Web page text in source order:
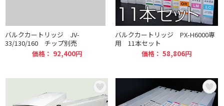
バルクカートリッジ JV-
33/130/160 チップ別売
価格： 92,400円
バルクカートリッジ PX-H6000専
用 11本セット
価格： 58,806円